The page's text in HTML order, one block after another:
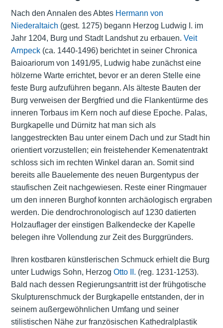
Nach den Annalen des Abtes Hermann von
Niederaltaich (gest. 1275) begann Herzog Ludwig I. im
Jahr 1204, Burg und Stadt Landshut zu erbauen. Veit
Arnpeck(ca. 1440-1496) berichtet in seiner Chronica
Baioariorum von 1491/95, Ludwig habe zunächst eine
hölzerne Warte errichtet, bevor er an deren Stelle eine
feste Burg aufzuführen begann. Als älteste Bauten der
Burg verweisen der Bergfried und die Flankentürme des
inneren Torbaus im Kern noch auf diese Epoche. Palas,
Burgkapelle und Dürnitz hat man sich als
langgestreckten Bau unter einem Dach und zur Stadt hin
orientiert vorzustellen; ein freistehender Kemenatentrakt
schloss sich im rechten Winkel daran an. Somit sind
bereits alle Bauelemente des neuen Burgentypus der
staufischen Zeit nachgewiesen. Reste einer Ringmauer
um den inneren Burghof konnten archäologisch ergraben
werden. Die dendrochronologisch auf 1230 datierten
Holzauflager der einstigen Balkendecke der Kapelle
belegen ihre Vollendung zur Zeit des Burggründers.
Ihren kostbaren künstlerischen Schmuck erhielt die Burg
unter Ludwigs Sohn, Herzog Otto II. (reg. 1231-1253).
Bald nach dessen Regierungsantritt ist der frühgotische
Skulpturenschmuck der Burgkapelle entstanden, der in
seinem außergewöhnlichen Umfang und seiner
stilistischen Nähe zur französischen Kathedralplastik